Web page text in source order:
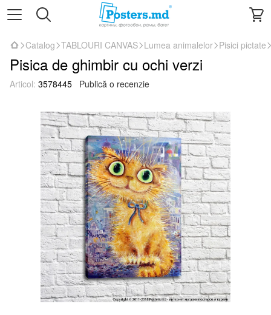
Catalog TABLOURI CANVAS Lumea animalelor Pisici pictate
Pisica de ghimbir cu ochi verzi
Articol: 3578445 Publică o recenzie